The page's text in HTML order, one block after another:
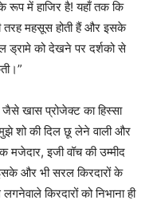
के रूप में हाजिर है! यहाँ तक कि
तरह महसूस होती हैं और इसके
ड्रामे को देखने पर दर्शको से
जैसे खास प्रोजेक्ट का हिस्सा
शो की दिल छू लेने वाली और
मजेदार, इजी वॉच की उम्मीद
और भी सरल किरदारों के
किरदारों को निभाना ही